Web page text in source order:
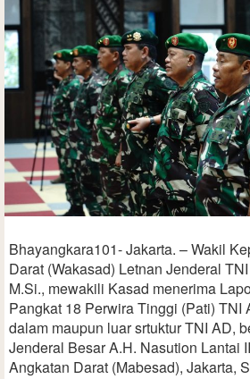
Bhayangkara101- Jakarta. – Wakil
Darat (Wakasad) Letnan Jenderal
M.Si., mewakili Kasad menerima
Pangkat 18 Perwira Tinggi (Pati) TNI
dalam maupun luar srtuktur TNI AD,
Jenderal Besar A.H. Nasution Lantai
Angkatan Darat (Mabesad), Jakarta,